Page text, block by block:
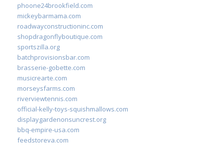
phoone24brookfield.com
mickeybarmama.com
roadwayconstructioninc.com
shopdragonflyboutique.com
sportszilla.org
batchprovisionsbar.com
brasserie-gobette.com
musicrearte.com
morseysfarms.com
riverviewtennis.com
official-kelly-toys-squishmallows.com
displaygardenonsuncrest.org
bbq-empire-usa.com
feedstoreva.com